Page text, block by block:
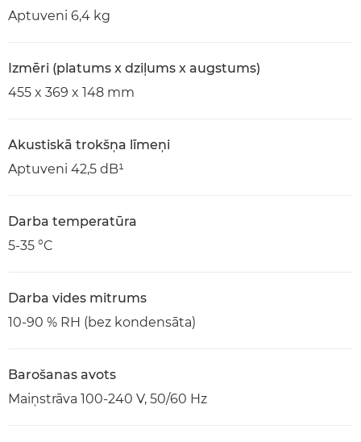
Aptuveni 6,4 kg
Izmēri (platums x dziļums x augstums)
455 x 369 x 148 mm
Akustiskā trokšņa līmeņi
Aptuveni 42,5 dB¹
Darba temperatūra
5-35 °C
Darba vides mitrums
10-90 % RH (bez kondensāta)
Barošanas avots
Maiņstrāva 100-240 V, 50/60 Hz